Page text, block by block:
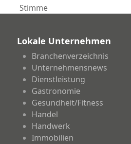
Beitrag:
Stimme
Lokale Unternehmen
Branchenverzeichnis
Unternehmensnews
Dienstleistung
Gastronomie
Gesundheit/Fitness
Handel
Handwerk
Immobilien